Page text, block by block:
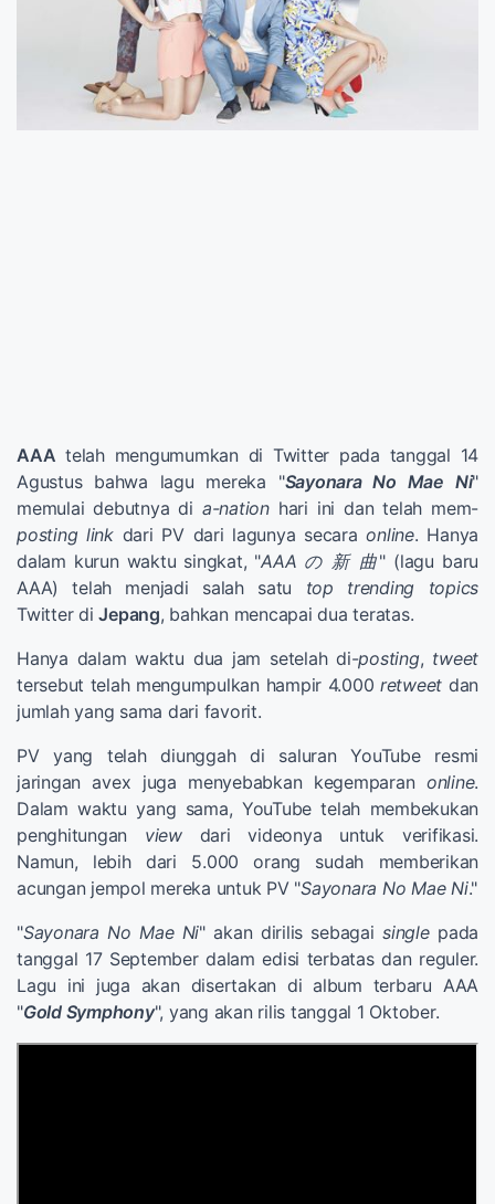
AAA telah mengumumkan di Twitter pada tanggal 14
Agustus bahwa lagu mereka "Sayonara No Mae Ni"
memulai debutnya di a-nationhari ini dan telah mem-
posting linkdari PV dari lagunya secaraonline. Hanya
dalam kurun waktu singkat, "AAA の 新 曲" (lagu baru
AAA) telah menjadi salah satu top trending topics
Twitter diJepang, bahkan mencapai dua teratas.
Hanya dalam waktu dua jam setelah di-posting, tweet
tersebut telah mengumpulkan hampir 4.000 retweet dan
jumlah yang sama dari favorit.
PV yang telah diunggah di saluran YouTube resmi
jaringan avex juga menyebabkan kegemparan online.
Dalam waktu yang sama, YouTube telah membekukan
penghitungan viewdari videonya untuk verifikasi.
Namun, lebih dari 5.000 orang sudah memberikan
acungan jempol mereka untuk PV "Sayonara No Mae Ni."
"Sayonara No Mae Ni" akan dirilis sebagaisinglepada
tanggal 17 September dalam edisi terbatas dan reguler.
Lagu ini juga akan disertakan di album terbaru AAA
"Gold Symphony", yang akan rilis tanggal 1 Oktober.